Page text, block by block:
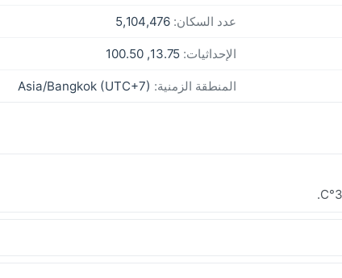
عدد السكان:
الإحداثيات:
المنطقة الزمنية: